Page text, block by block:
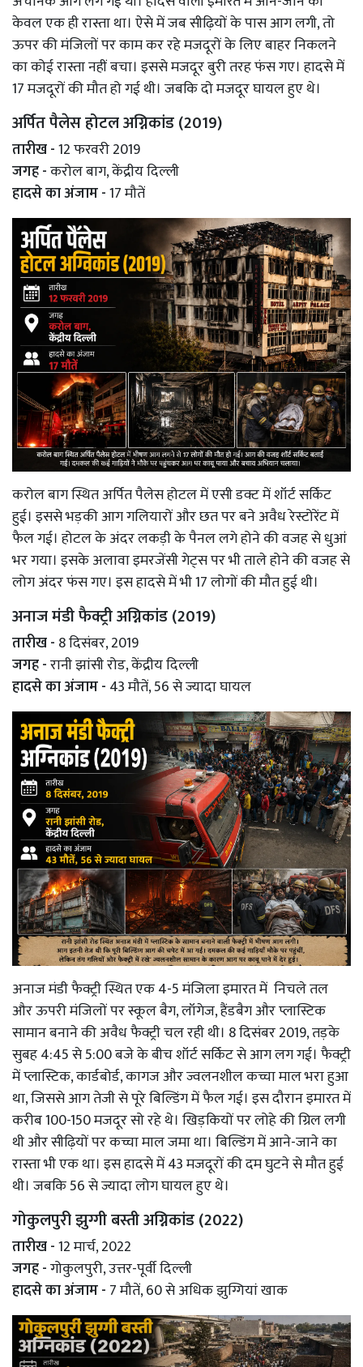
केवल एक ही रास्ता था। ऐसे में जब सीढ़ियों के पास आग लगी, तो
ऊपर की मंजिलों पर काम कर रहे मजदूरों के लिए बाहर निकलने
का कोई रास्ता नहीं बचा। इससे मजदूर बुरी तरह फंस गए। हादसे में
17 मजदूरों की मौत हो गई थी। जबकि दो मजदूर घायल हुए थे।
अर्पित पैलेस होटल अग्निकांड (2019)
तारीख -12 फरवरी 2019
जगह -करोल बाग, केंद्रीय दिल्ली
हादसे का अंजाम -17 मौतें
करोल बाग स्थित अर्पित पैलेस होटल में एसी डक्ट में शॉर्ट सर्किट
हुई। इससे भड़की आग गलियारों और छत पर बने अवैध रेस्टोरेंट में
फैल गई। होटल के अंदर लकड़ी के पैनल लगे होने की वजह से धुआं
भर गया। इसके अलावा इमरजेंसी गेट्स पर भी ताले होने की वजह से
लोग अंदर फंस गए। इस हादसे में भी 17 लोगों की मौत हुई थी।
अनाज मंडी फैक्ट्री अग्निकांड (2019)
तारीख - 8 दिसंबर, 2019
जगह -रानी झांसी रोड, केंद्रीय दिल्ली
हादसे का अंजाम - 43 मौतें, 56 से ज्यादा घायल
अनाज मंडी फैक्ट्री स्थित एक 4-5 मंजिला इमारत में निचले तल
और ऊपरी मंजिलों पर स्कूल बैग, लॉगेज, हैंडबैग और प्लास्टिक
सामान बनाने की अवैध फैक्ट्री चल रही थी। 8 दिसंबर 2019, तड़के
सुबह 4:45 से 5:00 बजे के बीच शॉर्ट सर्किट से आग लग गई। फैक्ट्री
में प्लास्टिक, कार्डबोर्ड, कागज और ज्वलनशील कच्चा माल भरा हुआ
था, जिससे आग तेजी से पूरे बिल्डिंग में फैल गई। इस दौरान इमारत में
करीब 100-150 मजदूर सो रहे थे। खिड़कियों पर लोहे की ग्रिल लगी
थी और सीढ़ियों पर कच्चा माल जमा था। बिल्डिंग में आने-जाने का
रास्ता भी एक था। इस हादसे में 43 मजदूरों की दम घुटने से मौत हुई
थी। जबकि 56 से ज्यादा लोग घायल हुए थे।
गोकुलपुरी झुग्गी बस्ती अग्निकांड (2022)
तारीख -12 मार्च, 2022
जगह -गोकुलपुरी, उत्तर-पूर्वी दिल्ली
हादसे का अंजाम - 7 मौतें, 60 से अधिक झुग्गियां खाक